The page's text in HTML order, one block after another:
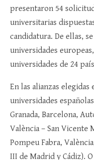
presentaron 54
universitarias
candidatura. De ellas,
universidades
universidades de 24
En las alianzas
universidades
Granada, Barcelona,
València – San Vicente
Pompeu Fabra,
III de Madrid y Cádiz).